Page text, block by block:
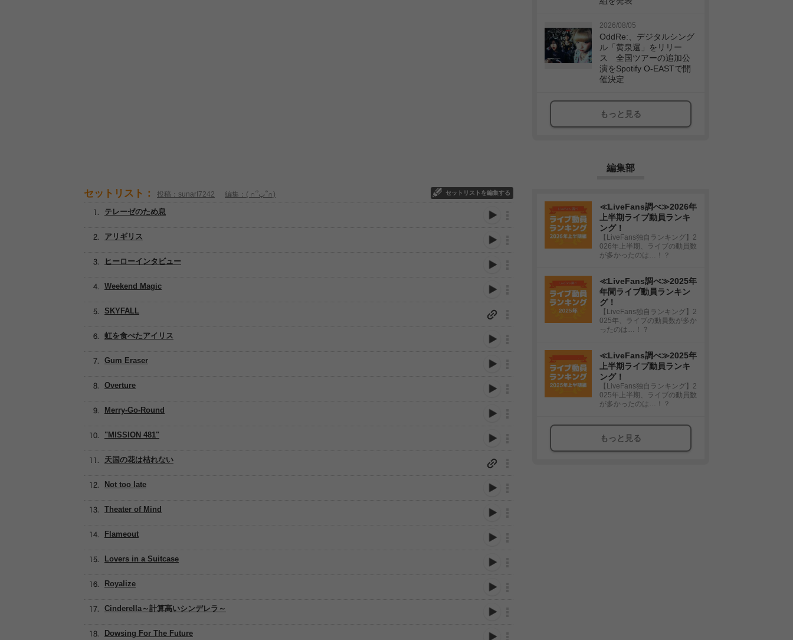
セットリスト： 投稿：sunarI7242 編集：( ∩՞ټ՞∩) セットリストを編集する
Merry-Go-Round
アリギリス
SKYFALL
Weekend Magic
ヒーローインタビュー
Overture
Gum Eraser
虹を食べたアイリス
テレーゼのため息
"MISSION 481"
天国の花は枯れない
Not too late
Theater of Mind
Flameout
Lovers in a Suitcase
Royalize
Cinderella～計算高いシンデレラ～
Dowsing For The Future
2026/08/05
OddRe:、デジタルシング
ル「黄泉還」をリリー
ス 全国ツアーの追加公
演をSpotify O-EASTで開
催決定
もっと見る
編集部
≪LiveFans調べ≫2026年
上半期ライブ動員ランキ
ング！
【LiveFans独自ランキング】2
026年上半期、ライブの動員数
が多かったのは…！？
≪LiveFans調べ≫2025年
年間ライブ動員ランキン
グ！
【LiveFans独自ランキング】2
025年、ライブの動員数が多か
ったのは…！？
≪LiveFans調べ≫2025年
上半期ライブ動員ランキ
ング！
【LiveFans独自ランキング】2
025年上半期、ライブの動員数
が多かったのは…！？
もっと見る